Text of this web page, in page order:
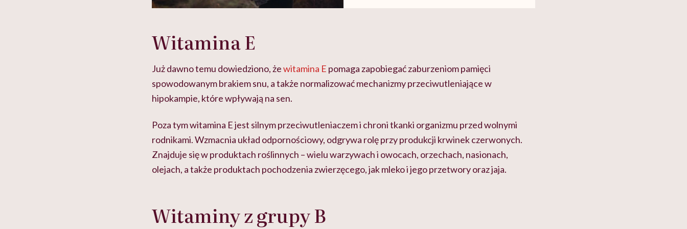
Witamina E
Już dawno temu dowiedziono, żewitamina E pomaga zapobiegać zaburzeniom pamięci
spowodowanym brakiem snu, a także normalizować mechanizmy przeciwutleniające w
hipokampie, które wpływają na sen.
Poza tym witamina E jest silnym przeciwutleniaczem i chroni tkanki organizmu przed wolnymi
rodnikami. Wzmacnia układ odpornościowy, odgrywa rolę przy produkcji krwinek czerwonych.
Znajduje się w produktach roślinnych – wielu warzywach i owocach, orzechach, nasionach,
olejach, a także produktach pochodzenia zwierzęcego, jak mleko i jego przetwory oraz jaja.
Witaminy z grupy B